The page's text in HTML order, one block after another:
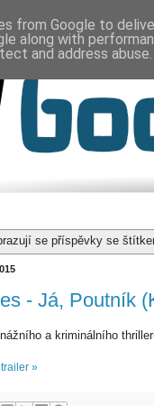
se příspěvky se
- Já, Poutník
a kriminálního
»
from Google to
along with
and address abuse.